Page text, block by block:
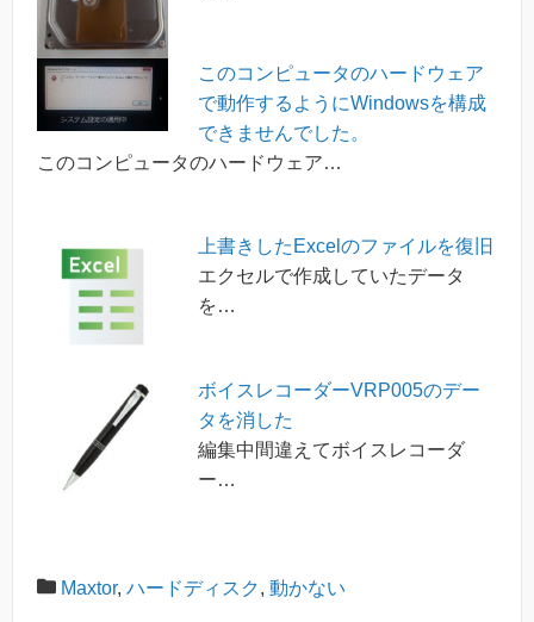
このコンピュータのハードウェア
で動作するようにWindowsを構成
できませんでした。
このコンピュータのハードウェア…
上書きしたExcelのファイルを復旧
エクセルで作成していたデータ
を…
ボイスレコーダーVRP005のデー
タを消した
編集中間違えてボイスレコーダ
ー…
Maxtor, ハードディスク, 動かない